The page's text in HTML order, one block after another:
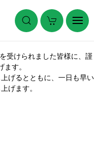
受けられました皆様に、謹
ます。
げるとともに、一日も早い
げます。